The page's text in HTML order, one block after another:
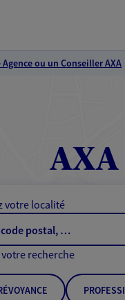
ou un Conseiller AXA
AXA
votre localité
votre recherche